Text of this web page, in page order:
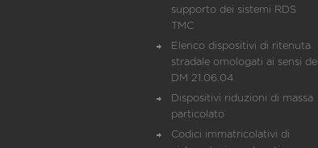
supporto dei sistemi RDS
TMC
Elenco dispositivi di ritenuta
stradale omologati ai sensi del
DM 21.06.04
Dispositivi riduzioni di massa
particolato
Codici immatricolativi di